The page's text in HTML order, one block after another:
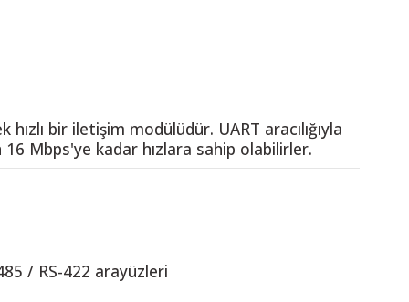
bir iletişim modülüdür. UART aracılığıyla
Mbps'ye kadar hızlara sahip olabilirler.
/ RS-422 arayüzleri